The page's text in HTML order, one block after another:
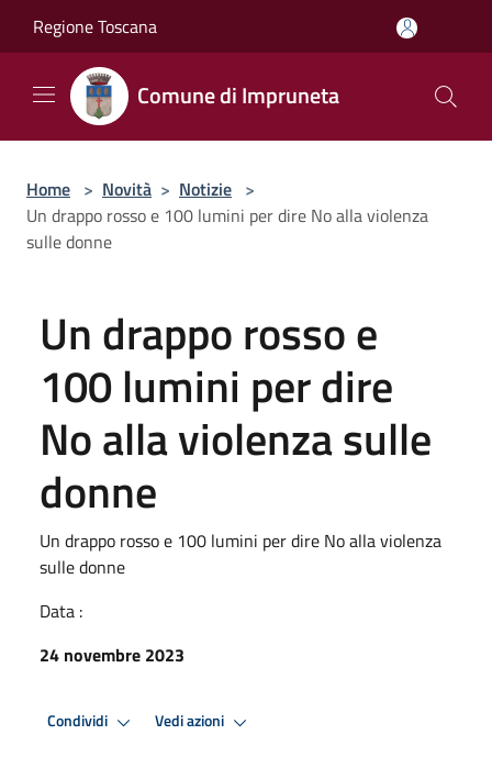
Regione Toscana
Comune di Impruneta
Home > Novità > Notizie >
Un drappo rosso e 100 lumini per dire No alla violenza
sulle donne
Un drappo rosso e
100 lumini per dire
No alla violenza sulle
donne
Un drappo rosso e 100 lumini per dire No alla violenza
sulle donne
Data :
24 novembre 2023
Condividi Vedi azioni